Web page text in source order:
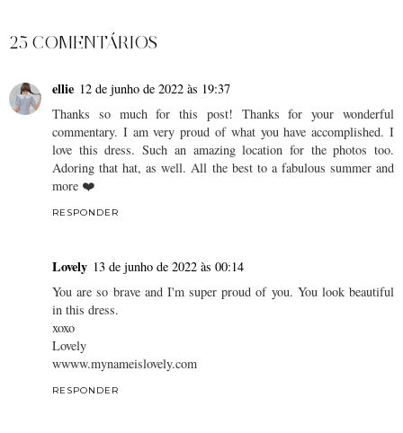
25 COMENTÁRIOS
ellie 12 de junho de 2022 às 19:37
Thanks so much for this post! Thanks for your wonderful
commentary. I am very proud of what you have accomplished. I
love this dress. Such an amazing location for the photos too.
Adoring that hat, as well. All the best to a fabulous summer and
more ❤️
RESPONDER
Lovely 13 de junho de 2022 às 00:14
You are so brave and I'm super proud of you. You look beautiful
in this dress.
xoxo
Lovely
wwww.mynameislovely.com
RESPONDER